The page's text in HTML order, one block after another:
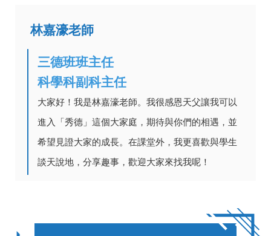
林嘉濠老師
三德班班主任
科學科副科主任
大家好！我是林嘉濠老師。我很感恩天父讓我可以
進入「秀德」這個大家庭，期待與你們的相遇，並
希望見證大家的成長。在課堂外，我更喜歡與學生
談天說地，分享趣事，歡迎大家來找我呢！